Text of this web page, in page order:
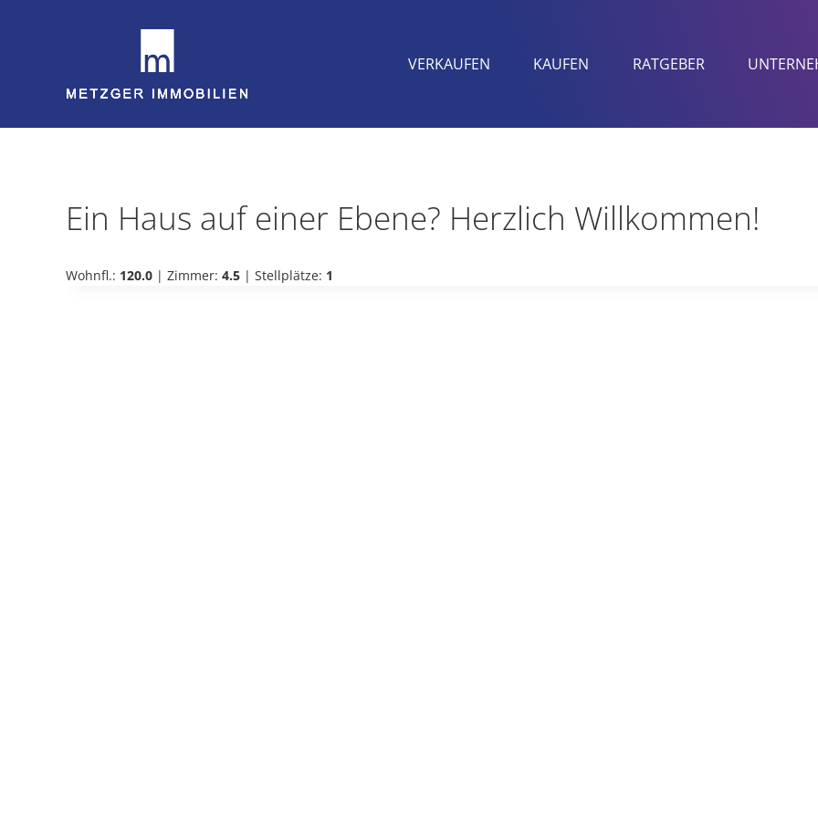
VERKAUFEN KAUFEN RATGEBER
Ein Haus auf einer Ebene? Herzlich Willkommen!
Wohnfl.: 120.0 | Zimmer: 4.5 | Stellplätze: 1